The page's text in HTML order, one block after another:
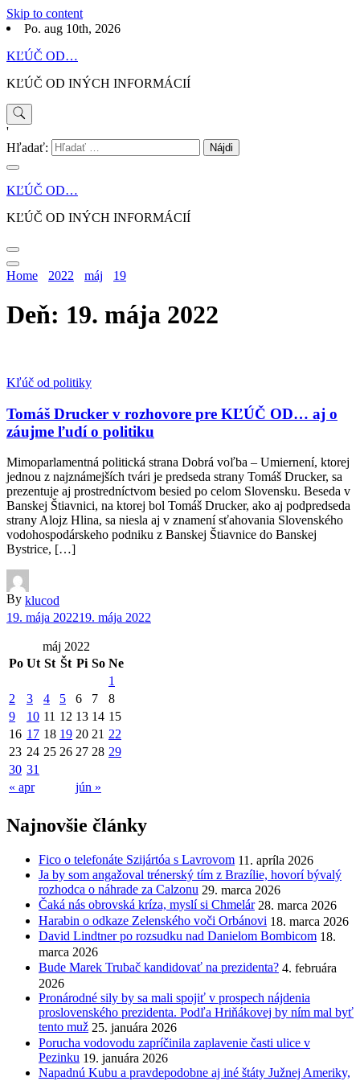
Skip to content
Po. aug 10th, 2026
KĽÚČ OD…
KĽÚČ OD INÝCH INFORMÁCIÍ
'
Hľadať:
KĽÚČ OD…
KĽÚČ OD INÝCH INFORMÁCIÍ
Home 2022 máj 19
Deň: 19. mája 2022
Kľúč od politiky
Tomáš Drucker v rozhovore pre KĽÚČ OD… aj o
záujme ľudí o politiku
Mimoparlamentná politická strana Dobrá voľba – Umiernení, ktorej
jednou z najznámejších tvári je predseda strany Tomáš Drucker, sa
prezentuje aj prostredníctvom besied po celom Slovensku. Beseda v
Banskej Štiavnici, na ktorej bol Tomáš Drucker, ako aj podpredseda
strany Alojz Hlina, sa niesla aj v znamení sťahovania Slovenského
vodohospodárskeho podniku z Banskej Štiavnice do Banskej
Bystrice, […]
By klucod
19. mája 202219. mája 2022
máj 2022
Po Ut St Št Pi So Ne
« apr jún »
1
2
3 4 5 6 7
8
9
10 11 12 13 14 15
16 17 18 19 20 21 22
23 24 25 26 27 28 29
30 31
Najnovšie články
Fico o telefonáte Szijártóa s Lavrovom 11. apríla 2026
Ja by som angažoval trénerský tím z Brazílie, hovorí bývalý
rozhodca o náhrade za Calzonu 29. marca 2026
Čaká nás obrovská kríza, myslí si Chmelár 28. marca 2026
Harabin o odkaze Zelenského voči Orbánovi 18. marca 2026
David Lindtner po rozsudku nad Danielom Bombicom 18.
marca 2026
Bude Marek Trubač kandidovať na prezidenta? 4. februára
2026
Pronárodné sily by sa mali spojiť v prospech nájdenia
proslovenského prezidenta. Podľa Hriňákovej by ním mal byť
tento muž 25. januára 2026
Porucha vodovodu zapríčinila zaplavenie časti ulice v
Pezinku 19. januára 2026
Napadnú Kubu a pravdepodobne aj iné štáty Južnej Ameriky,